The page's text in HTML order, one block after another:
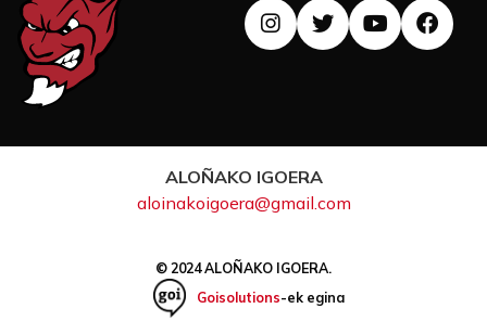
ALOÑAKO IGOERA
aloinakoigoera@gmail.com
© 2024 ALOÑAKO IGOERA.
Goisolutions-ek egina